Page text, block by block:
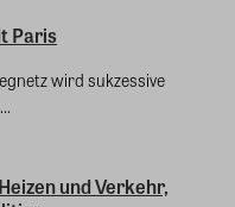
Paris
wird sukzessive
und Verkehr,